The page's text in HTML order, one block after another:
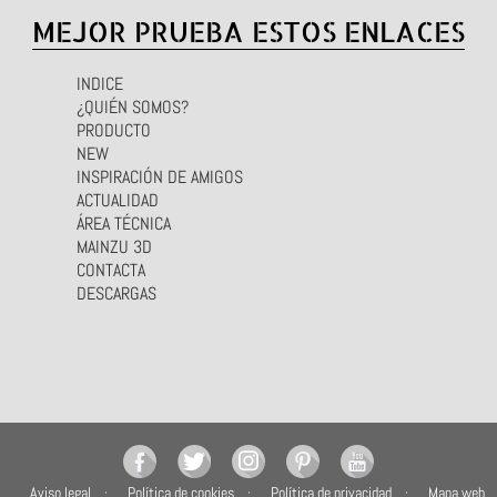
MEJOR PRUEBA ESTOS ENLACES
INDICE
¿QUIÉN SOMOS?
PRODUCTO
NEW
INSPIRACIÓN DE AMIGOS
ACTUALIDAD
ÁREA TÉCNICA
MAINZU 3D
CONTACTA
DESCARGAS
Aviso legal Política de cookies Política de privacidad Mapa web